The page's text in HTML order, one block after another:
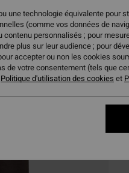
une technologie équivalente pour
(comme vos données de
personnalisés ; pour
plus sur leur audience ; pour
accepter ou non les cookies
de votre consentement (tels que
Politique d'utilisation des cookies et